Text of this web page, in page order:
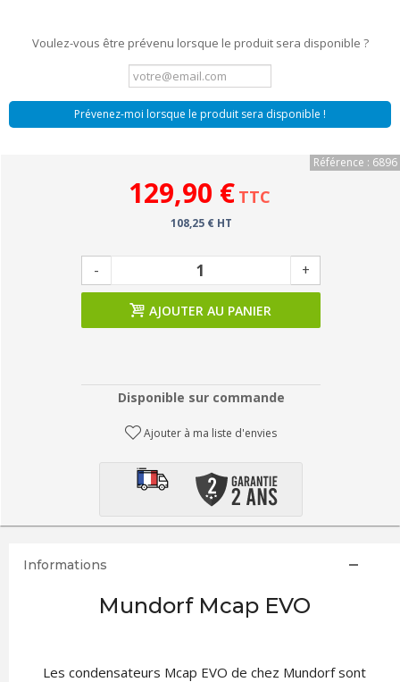
Voulez-vous être prévenu lorsque le produit sera disponible ?
Prévenez-moi lorsque le produit sera disponible !
Référence : 6896
129,90 € TTC
108,25 € HT
- +
AJOUTER AU PANIER
Disponible sur commande
Ajouter à ma liste d'envies
Informations
Mundorf Mcap EVO
Les condensateurs Mcap EVO de chez Mundorf sont